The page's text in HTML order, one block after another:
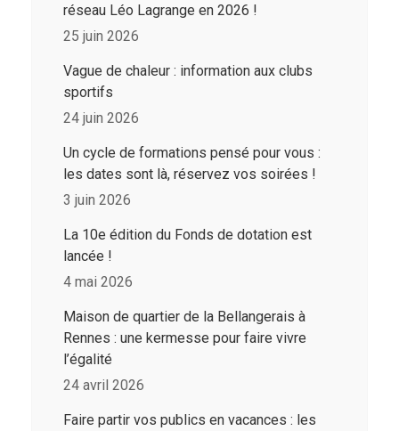
réseau Léo Lagrange en 2026 !
25 juin 2026
Vague de chaleur : information aux clubs
sportifs
24 juin 2026
Un cycle de formations pensé pour vous :
les dates sont là, réservez vos soirées !
3 juin 2026
La 10e édition du Fonds de dotation est
lancée !
4 mai 2026
Maison de quartier de la Bellangerais à
Rennes : une kermesse pour faire vivre
l’égalité
24 avril 2026
Faire partir vos publics en vacances : les